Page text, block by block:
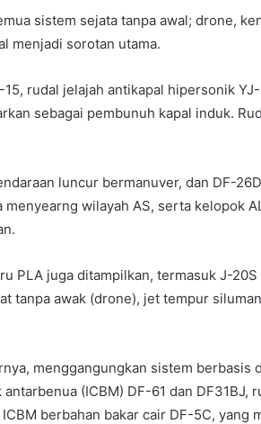
sistem sejata tanpa awal; drone,
menjadi sorotan utama.
rudal jelajah antikapal hipersonik
sebagai pembunuh kapal induk.
luncur bermanuver, dan DF-
menyearng wilayah AS, serta kelopok
PLA juga ditampilkan, termasuk J-
tanpa awak (drone), jet tempur
menggangungkan sistem berbasis
(ICBM) DF-61 dan DF31BJ,
berbahan bakar cair DF-5C, yang